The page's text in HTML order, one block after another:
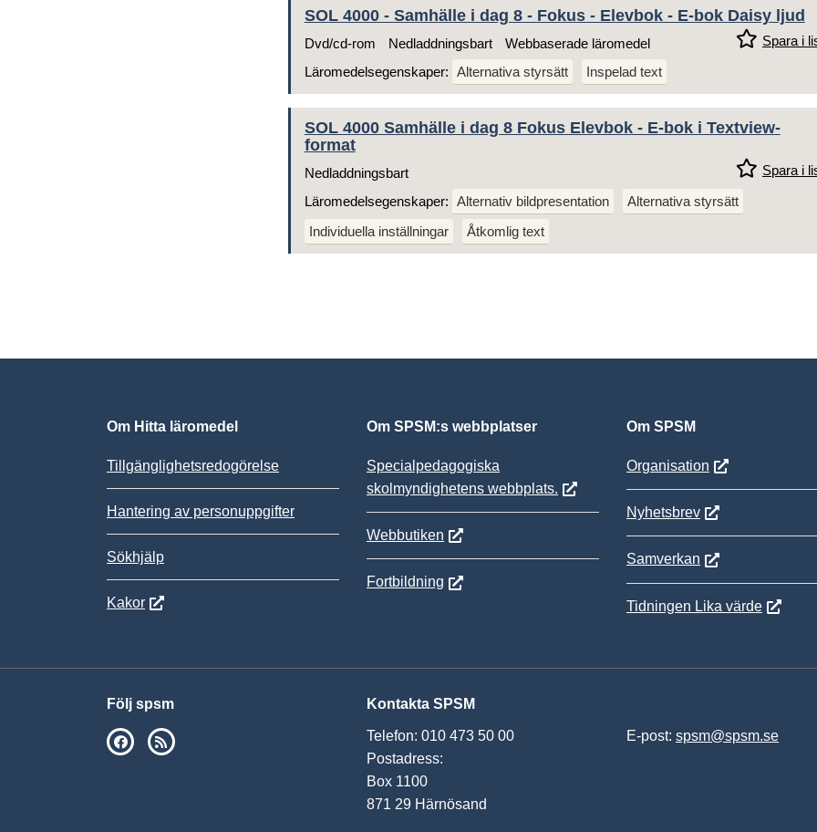
SOL 4000 - Samhälle i dag 8 - Fokus - Elevbok - E-bok Daisy ljud
Spara i
Dvd/cd-rom Nedladdningsbart
Webbaserade läromedel
Läromedelsegenskaper: Alternativa styrsätt Inspelad text
SOL 4000 Samhälle i dag 8 Fokus Elevbok - E-bok i Textview-
format
Spara i
Nedladdningsbart
Läromedelsegenskaper: Alternativ bildpresentation
Alternativa styrsätt
Individuella inställningar
Åtkomlig text
Om Hitta läromedel
Tillgänglighetsredogörelse
Hantering av personuppgifter
Sökhjälp
Kakor
Om SPSM:s webbplatser
Specialpedagogiska
skolmyndighetens webbplats.
Webbutiken
Fortbildning
Om SPSM
Organisation
Nyhetsbrev
Samverkan
Tidningen Lika värde
Följ spsm
SPSM på Facebook
Kontakta SPSM
Telefon: 010 473 50 00
Postadress:
Box 1100
871 29 Härnösand
E-post: spsm@spsm.se